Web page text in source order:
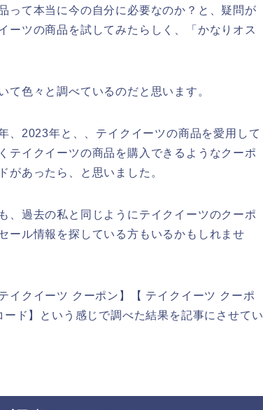
って本当に今の自分に必要なのか？と、疑問が
ーツの商品を試してみたらしく、「かなりオス
て色々と調べているのだと思います。
、2023年と、、テイクイーツの商品を愛用して
テイクイーツの商品を購入できるようなクーポ
があったら、と思いました。
、過去の私と同じようにテイクイーツのクーポ
ール情報を探している方もいるかもしれませ
イクイーツ クーポン】【 テイクイーツ クーポ
ド】という感じで調べた結果を記事にさせてい